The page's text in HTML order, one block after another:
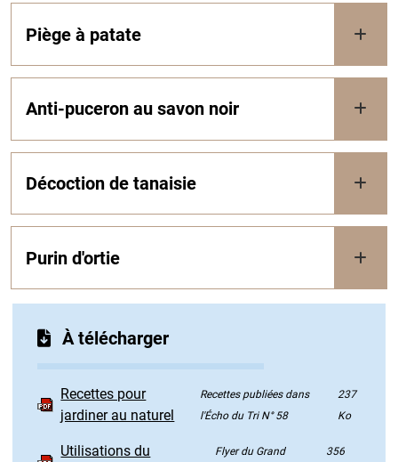
Piège à patate
Anti-puceron au savon noir
Décoction de tanaisie
Purin d'ortie
À télécharger
Recettes pour
jardiner au naturel
Recettes publiées dans
l'Écho du Tri N° 58
237
Ko
Utilisations du
Flyer du Grand
356